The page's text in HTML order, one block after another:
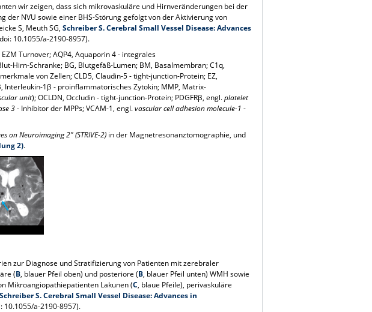
wir zeigen, dass sich mikrovaskuläre und Hirnveränderungen bei der
NVU sowie einer BHS-Störung gefolgt von der Aktivierung von
S, Meuth SG,Schreiber S. Cerebral Small Vessel Disease: Advances
10.1055/a-2190-8957).
Turnover; AQP4, Aquaporin 4 - integrales
Hirn-Schranke; BG, Blutgefäß-Lumen; BM, Basalmembran; C1q,
von Zellen; CLD5, Claudin-5 - tight-junction-Protein; EZ,
Interleukin-1β - proinflammatorisches Zytokin; MMP, Matrix-
unit); OCLDN, Occludin - tight-junction-Protein; PDGFRβ, engl.platelet
3- Inhibitor der MPPs; VCAM-1, engl.vascular cell adhesion molecule-1-
on Neuroimaging 2" (STRIVE-2) in der Magnetresonanztomographie, und
2).
zur Diagnose und Stratifizierung von Patienten mit zerebraler
(B, blauer Pfeil oben) und posteriore (B, blauer Pfeil unten) WMH sowie
Mikroangiopathiepatienten Lakunen (C, blaue Pfeile), perivaskuläre
Schreiber S. Cerebral Small Vessel Disease: Advances in
10.1055/a-2190-8957).